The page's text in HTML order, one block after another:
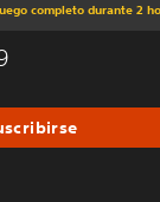
completo durante 2